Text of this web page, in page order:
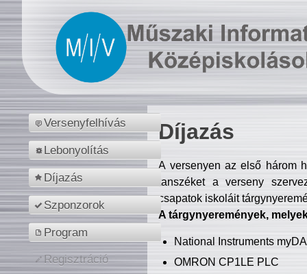
Versenyfelhívás
Lebonyolítás
Díjazás
Szponzorok
Program
Regisztráció
Díjazás
A versenyen az első három
tanszéket a verseny
csapatok iskoláit
A tárgynyeremények,
National Instruments
OMRON CP1LE PLC